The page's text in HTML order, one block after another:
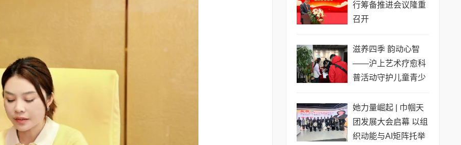
行筹备推进会议隆重
召开
滋养四季 韵动心智
——沪上艺术疗愈科
普活动守护儿童青少
她力量崛起 | 巾帼天
团发展大会启幕 以组
织动能与AI矩阵托举